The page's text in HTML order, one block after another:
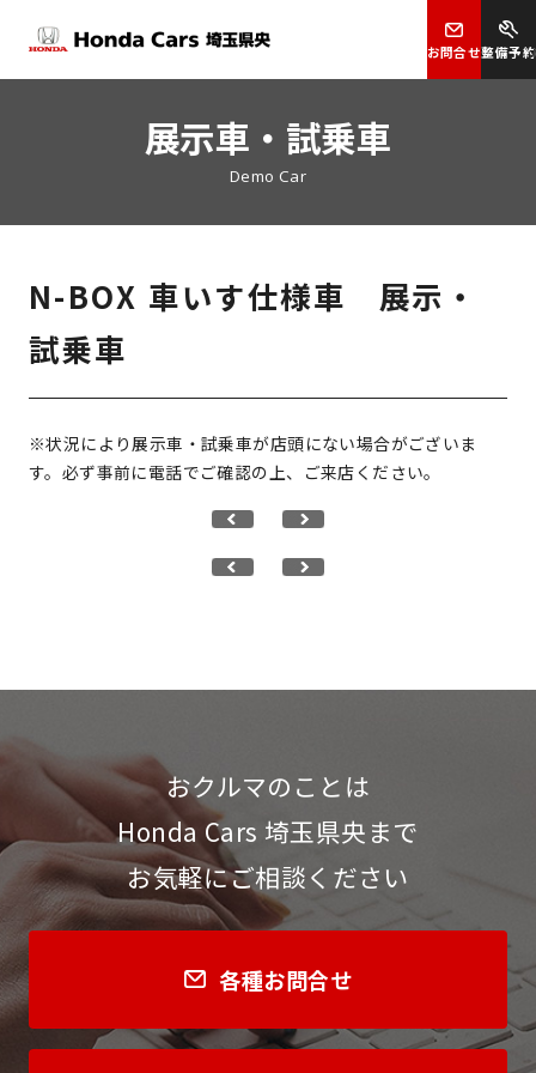
お問合せ整備予約
展示車・試乗車
Demo Car
N-BOX 車いす仕様車 展示・
試乗車
※状況により展示車・試乗車が店頭にない場合がございま
す。必ず事前に電話でご確認の上、ご来店ください。
おクルマのことは
Honda Cars 埼玉県央まで
お気軽にご相談ください
各種お問合せ